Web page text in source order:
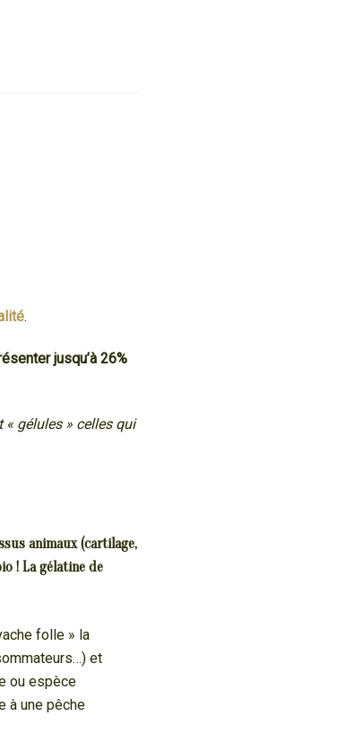
.
jusqu’à 26%
gélules » celles qui
animaux (cartilage,
! La gélatine de
folle » la
et
ou espèce
à une pêche